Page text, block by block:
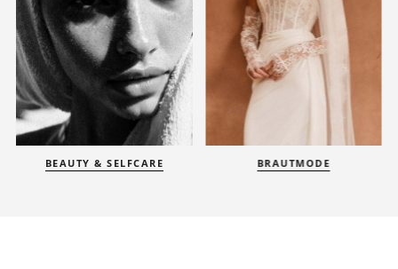
BEAUTY & SELFCARE BRAUTMODE